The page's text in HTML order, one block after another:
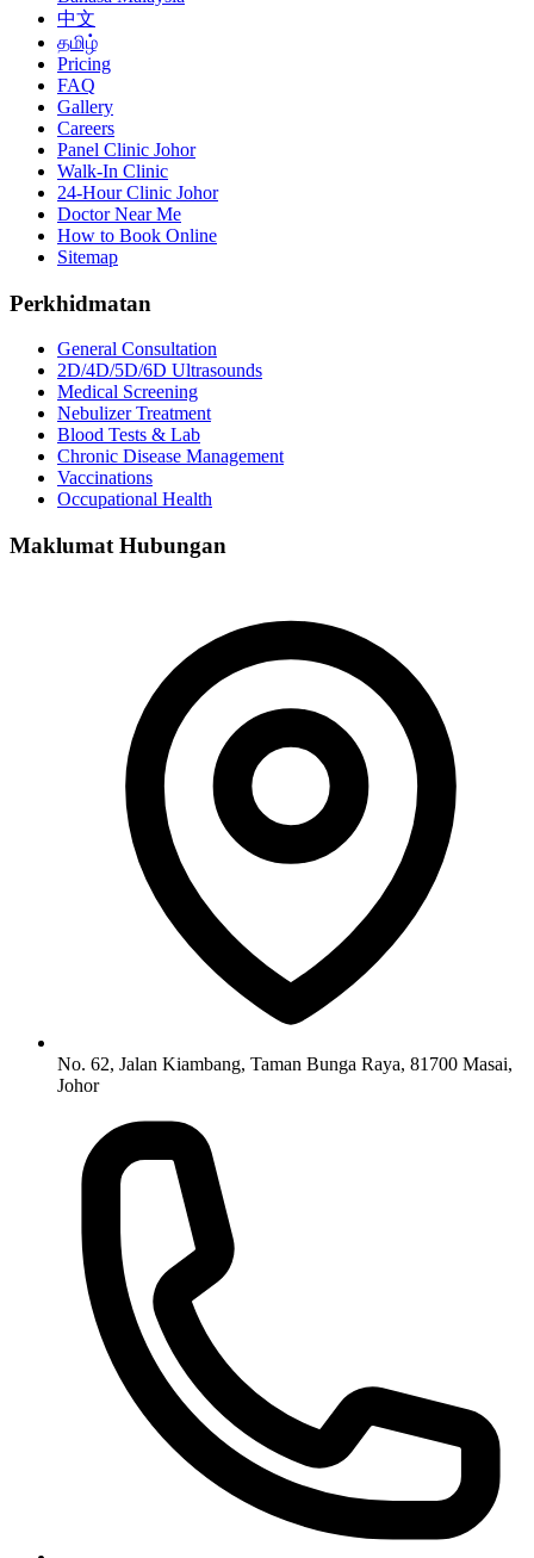
中文
தமிழ்
Pricing
FAQ
Gallery
Careers
Panel Clinic Johor
Walk-In Clinic
24-Hour Clinic Johor
Doctor Near Me
How to Book Online
Sitemap
Perkhidmatan
General Consultation
2D/4D/5D/6D Ultrasounds
Medical Screening
Nebulizer Treatment
Blood Tests & Lab
Chronic Disease Management
Vaccinations
Occupational Health
Maklumat Hubungan
No. 62, Jalan Kiambang, Taman Bunga Raya, 81700 Masai,
Johor